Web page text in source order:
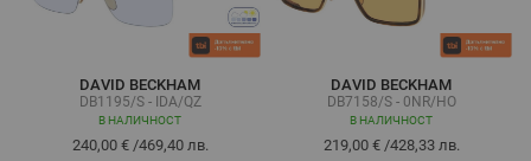
DAVID BECKHAM
DB1195/S - IDA/QZ
В НАЛИЧНОСТ
240,00 €/469,40 лв.
DAVID BECKHAM
DB7158/S - 0NR/HO
В НАЛИЧНОСТ
219,00 €/428,33 лв.